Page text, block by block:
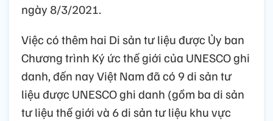
ngày 8/3/2021.
Việc có thêm hai Di sản tư liệu được Ủy ban
Chương trình Ký ức thế giới của UNESCO ghi
danh, đến nay Việt Nam đã có 9 di sản tư
liệu được UNESCO ghi danh (gồm ba di sản
tư liệu thế giới và 6 di sản tư liệu khu vực